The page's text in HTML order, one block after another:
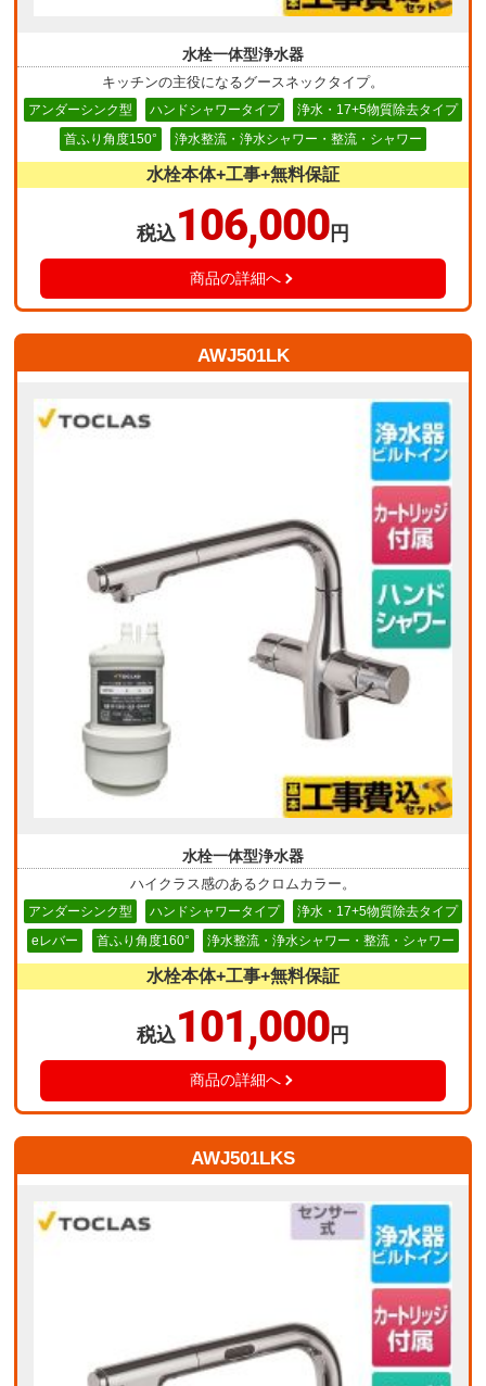
水栓一体型浄水器
キッチンの主役になるグースネックタイプ。
アンダーシンク型
ハンドシャワータイプ
浄水・17+5物質除去タイプ
首ふり角度150°
浄水整流・浄水シャワー・整流・シャワー
水栓本体+工事+無料保証
税込106,000 円
商品の詳細へ
AWJ501LK
水栓一体型浄水器
ハイクラス感のあるクロムカラー。
アンダーシンク型
ハンドシャワータイプ
浄水・17+5物質除去タイプ
eレバー
首ふり角度160° 浄水整流・浄水シャワー・整流・シャワー
水栓本体+工事+無料保証
税込101,000 円
商品の詳細へ
AWJ501LKS